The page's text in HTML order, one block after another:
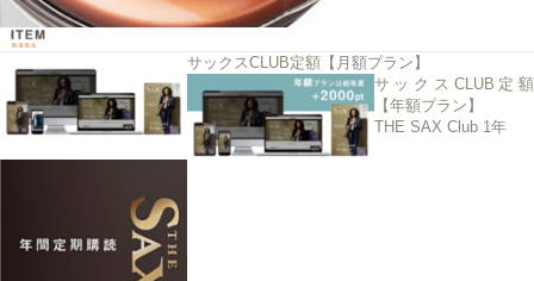
サックスCLUB定額【月額プラン】
サックスCLUB定額
【年額プラン】
THE SAX Club 1年